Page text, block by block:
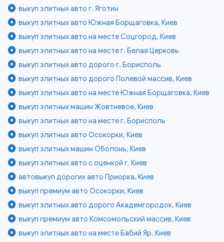
выкуп элитных авто г. Яготин
выкуп элитных авто Южная Борщаговка, Киев
выкуп элитных авто на месте Соцгород, Киев
выкуп элитных авто на месте г. Белая Церковь
выкуп элитных авто дорого г. Борисполь
выкуп элитных авто дорого Полевой массив, Киев
выкуп элитных авто на месте Южная Борщаговка, Киев
выкуп элитных машин Жовтневое, Киев
выкуп элитных авто на месте г. Борисполь
выкуп элитных авто Осокорки, Киев
выкуп элитных машин Оболонь, Киев
выкуп элитных авто с оценкой г. Киев
автовыкуп дорогих авто Приорка, Киев
выкуп премиум авто Осокорки, Киев
выкуп элитных авто дорого Академгородок, Киев
выкуп премиум авто Комсомольский массив, Киев
выкуп элитных авто на месте Бабий Яр, Киев